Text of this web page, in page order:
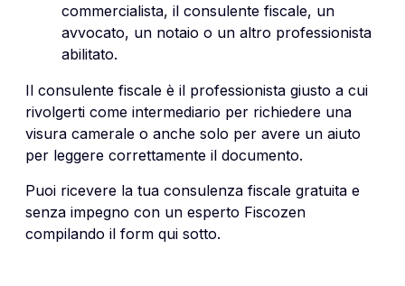
commercialista, il consulente fiscale, un
avvocato, un notaio o un altro professionista
abilitato.
Il consulente fiscale è il professionista giusto a cui
rivolgerti come intermediario per richiedere una
visura camerale o anche solo per avere un aiuto
per leggere correttamente il documento.
Puoi ricevere la tua consulenza fiscale gratuita e
senza impegno con un esperto Fiscozen
compilando il form qui sotto.